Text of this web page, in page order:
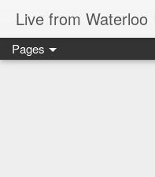
Live from Waterloo
Pages